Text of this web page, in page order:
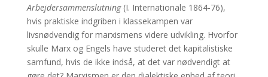
Arbejdersammenslutning(I. Internationale 1864-76),
hvis praktiske indgriben i klassekampen var
livsnødvendig for marxismens videre udvikling. Hvorfor
skulle Marx og Engels have studeret det kapitalistiske
samfund, hvis de ikke indså, at det var nødvendigt at